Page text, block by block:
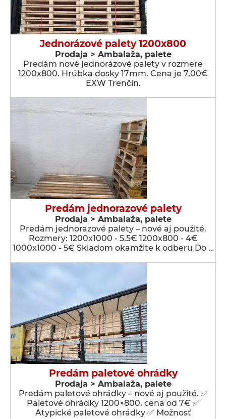
Jednorázové palety 1200x800
Prodaja > Ambalaža, palete
Predám nové jednorázové palety v rozmere
1200x800. Hrúbka dosky 17mm. Cena je 7,00€
EXW Trenčín.
Predám jednorazové palety
Prodaja > Ambalaža, palete
Predám jednorazové palety – nové aj použité.
Rozmery: 1200x1000 - 5,5€ 1200x800 - 4€
1000x1000 - 5€ Skladom okamžite k odberu Do …
Predám paletové ohrádky
Prodaja > Ambalaža, palete
Predám paletové ohrádky – nové aj použité. ✅
Paletové ohrádky 1200×800, cena od 7€ ✅
Atypické paletové ohrádky ✅ Možnosť